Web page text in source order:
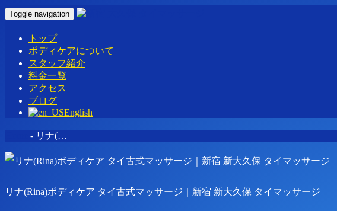
Toggle navigation
トップ
ボディケアについて
スタッフ紹介
料金一覧
アクセス
ブログ
English
- リナ(…
リナ(Rina)ボディケア タイ古式マッサージ｜新宿 新大久保 タイマッサージ